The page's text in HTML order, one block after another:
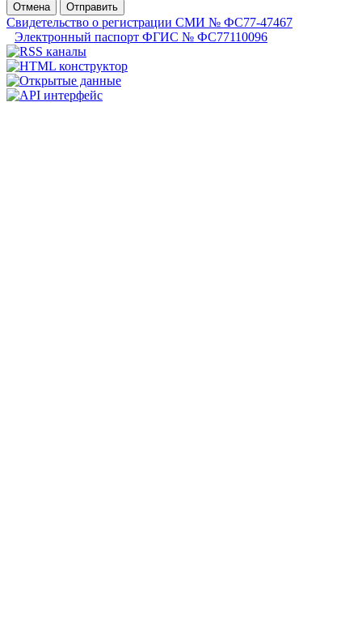
Отмена
Отправить
Свидетельство о регистрации СМИ № ФС77-47467
Электронный паспорт ФГИС № ФС77110096